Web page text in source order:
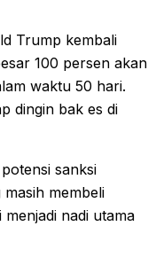
Trump kembali
100 persen akan
waktu 50 hari.
dingin bak es di
sanksi
membeli
nadi utama